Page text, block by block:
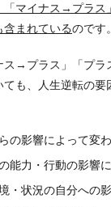
「マイナス→プラス
まれているのです。
ス→プラス」「プ
ても、人生逆転の
の影響によって変
能力・行動の影響
・状況の自分への